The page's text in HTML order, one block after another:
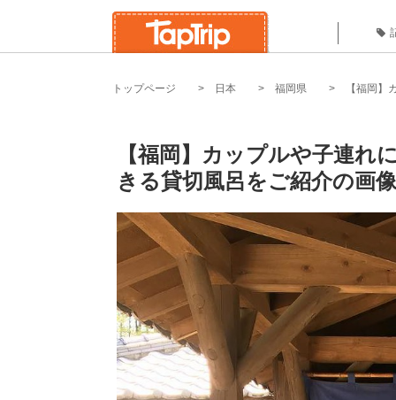
トップページ 日本 福岡県 【福岡
【福岡】カップルや子連れ
きる貸切風呂をご紹介の画